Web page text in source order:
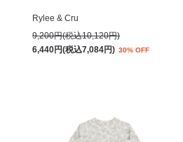
Rylee & Cru
9,200円(税込10,120円)
6,440円(税込7,084円) 30% OFF